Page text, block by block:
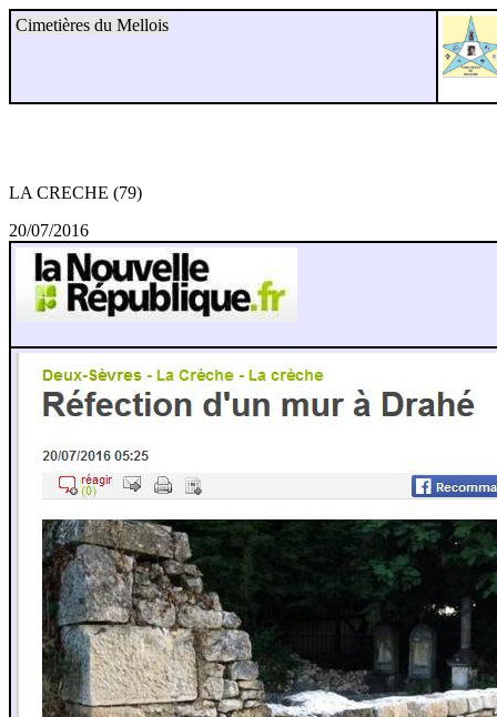
Cimetières du Mellois
LA CRECHE (79)
20/07/2016